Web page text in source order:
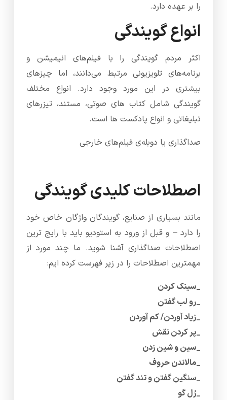
را بر عهده دارد.
انواع گویندگی
اکثر مردم گویندگی را با فیلم‌های انیمیشن و
برنامه‌های تلویزیونی مرتبط می‌دانند، اما چیزهای
بیشتری در این مورد وجود دارد. انواع مختلف
گویندگی شامل کتاب های صوتی، مستند، تیزرهای
تبلیغاتی و انواع پادکست ها است.
صداگذاری یا دوبله‌ی فیلم‌های خارجی
اصطلاحات کلیدی گویندگی
مانند بسیاری از صنایع، گویندگان واژگان خاص خود
را دارد – و قبل از ورود به استودیو باید با رایج ترین
اصطلاحات صداگذاری آشنا شوید. ما چند مورد از
مهمترین اصطلاحات را در زیر فهرست کرده ایم:
_سینک کردن
_رو لب گفتن
_زیاد آوردن/ کم آوردن
_پر کردن نقش
_سین و شین زدن
_مالاندن حروف
_سنگین گفتن و تند گفتن
_رُل گو